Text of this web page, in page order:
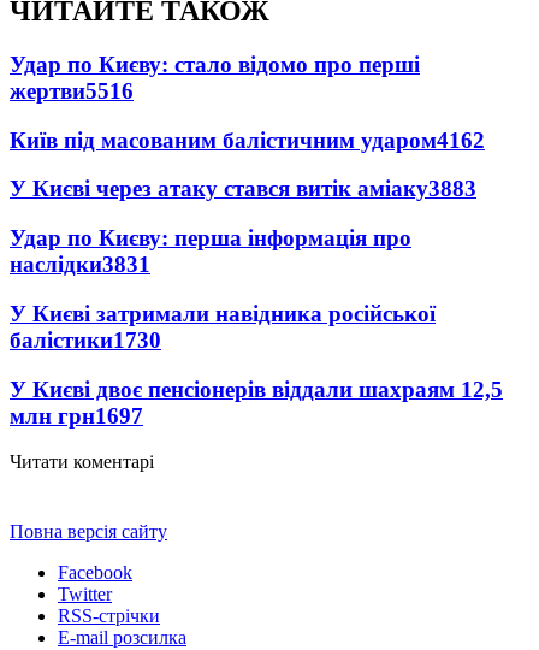
ЧИТАЙТЕ ТАКОЖ
Удар по Києву: стало відомо про перші
жертви5516
Київ під масованим балістичним ударом4162
У Києві через атаку стався витік аміаку3883
Удар по Києву: перша інформація про
наслідки3831
У Києві затримали навідника російської
балістики1730
У Києві двоє пенсіонерів віддали шахраям 12,5
млн грн1697
Читати коментарі
Повна версія сайту
Facebook
Twitter
RSS-стрічки
E-mail розсилка